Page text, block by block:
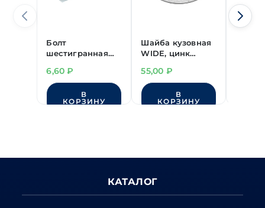
Болт
шестигранная
М5х70 мм
DIN 933
6,60₽
В
КОРЗИНУ
Шайба кузовная
WIDE, цинк
55,00 ₽
В
КОРЗИНУ
КАТАЛОГ